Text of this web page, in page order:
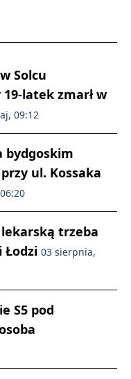
Solcu
latek zmarł w
09:12
bydgoskim
ul. Kossaka
trzeba
Łodzi 03 sierpnia,
S5 pod